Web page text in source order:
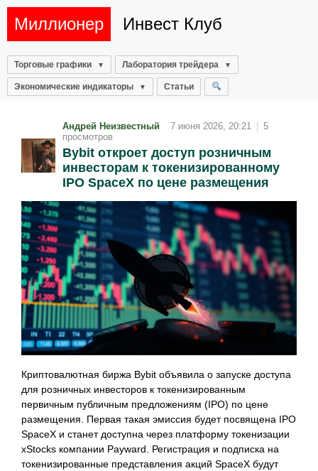
Миллионер Инвест Клуб
Торговые графики Лаборатория трейдера
Экономические индикаторы Статьи
Андрей Неизвестный 7 июня 2026, 20:21
5
просмотров
Bybit откроет доступ розничным
инвесторам к токенизированному
IPO SpaceX по цене размещения
Криптовалютная биржа Bybit объявила о запуске доступа
для розничных инвесторов к токенизированным
первичным публичным предложениям (IPO) по цене
размещения. Первая такая эмиссия будет посвящена IPO
SpaceX и станет доступна через платформу токенизации
xStocks компании Payward. Регистрация и подписка на
токенизированные представления акций SpaceX будут